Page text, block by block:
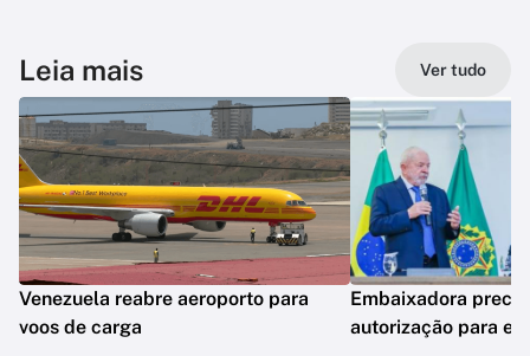
Leia mais Ver tudo
Venezuela reabre aeroporto para
voos de carga
Embaixadora
autorização para